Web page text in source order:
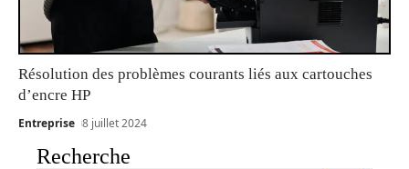
Résolution des problèmes courants liés aux cartouches
d’encre HP
Entreprise 8 juillet 2024
Recherche